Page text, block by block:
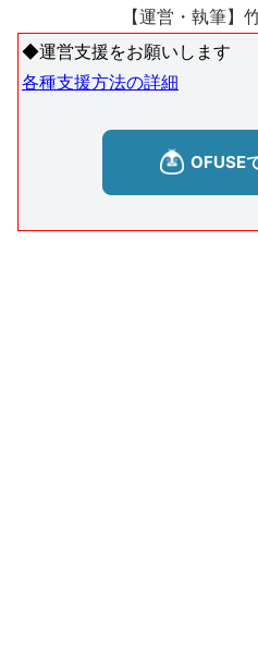
【運営・執筆】
◆運営支援をお願いします
各種支援方法の詳細